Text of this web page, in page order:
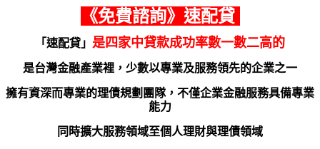
《免費諮詢》速配貸
「速配貸」 是四家中貸款成功率數一數二高的
是台灣金融產業裡，少數以專業及服務領先的企業之一
擁有資深而專業的理債規劃團隊，不僅企業金融服務具備專業
能力
同時擴大服務領域至個人理財與理債領域